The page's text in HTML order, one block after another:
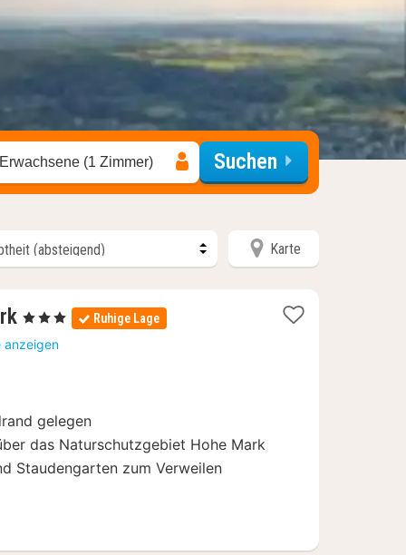
(1 Zimmer) Suchen
Karte
1
Nacht
ab
, 3 Sterne Ruhige Lage
anzeigen
gelegen
das Naturschutzgebiet Hohe Mark
Staudengarten zum Verweilen